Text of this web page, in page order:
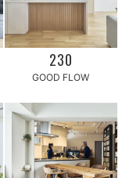
230
GOOD FLOW